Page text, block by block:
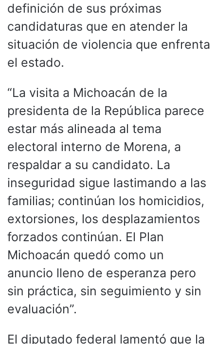
definición de sus próximas
candidaturas que en atender la
situación de violencia que enfrenta
el estado.
“La visita a Michoacán de la
presidenta de la República parece
estar más alineada al tema
electoral interno de Morena, a
respaldar a su candidato. La
inseguridad sigue lastimando a las
familias; continúan los homicidios,
extorsiones, los desplazamientos
forzados continúan. El Plan
Michoacán quedó como un
anuncio lleno de esperanza pero
sin práctica, sin seguimiento y sin
evaluación”.
El diputado federal lamentó que la